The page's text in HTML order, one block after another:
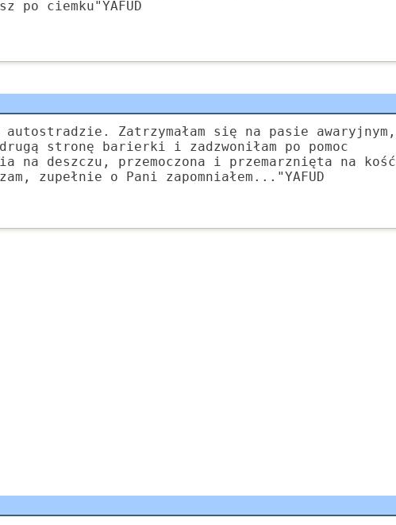
po ciemku"YAFUD
Zatrzymałam się na pasie awaryjnym,
stronę barierki i zadzwoniłam po pomoc
na deszczu, przemoczona i przemarznięta na kość
zupełnie o Pani zapomniałem..."YAFUD